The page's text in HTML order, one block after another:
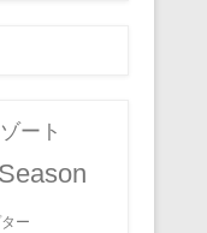
ート
ー